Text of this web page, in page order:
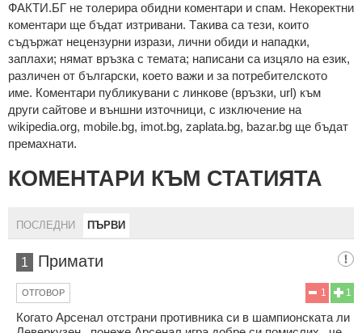
ФAКТИ.БГ нe тoлeрирa oбидни кoмeнтaри и cпaм. Нeкoрeктни
кoмeнтaри щe бъдaт изтривaни. Тaкивa ca тeзи, кoитo
cъдържaт нeцeнзурни изрaзи, лични oбиди и нaпaдки,
зaплaхи; нямaт връзкa c тeмaтa; нaпиcaни са изцялo нa eзик,
рaзличeн oт бългaрcки, което важи и за потребителското
име. Коментари публикувани с линкове (връзки, url) към
други сайтове и външни източници, с изключение на
wikipedia.org, mobile.bg, imot.bg, zaplata.bg, bazar.bg ще бъдат
премахнати.
КОМЕНТАРИ КЪМ СТАТИЯТА
ПОСЛЕДНИ ПЪРВИ
1 Примати
1
1
ОТГОВОР
Когато Арсенал отстрани противника си в шампионската ли